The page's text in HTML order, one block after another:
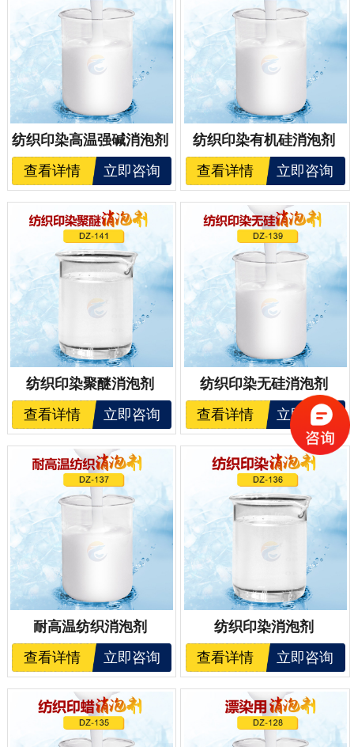
纺织印染高温强碱消泡剂
查看详情
立即咨询
纺织印染有机硅消泡剂
查看详情
立即咨询
纺织印染聚醚消泡剂
查看详情
立即咨询
纺织印染无硅消泡剂
查看详情
立即咨询
耐高温纺织消泡剂
查看详情
立即咨询
纺织印染消泡剂
查看详情
立即咨询